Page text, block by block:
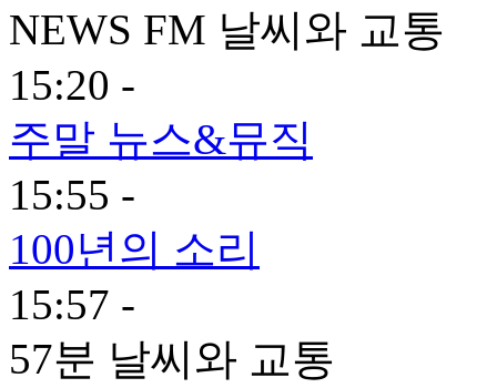
NEWS FM 날씨와 교통
15:20 -
주말 뉴스&뮤직
15:55 -
100년의 소리
15:57 -
57분 날씨와 교통